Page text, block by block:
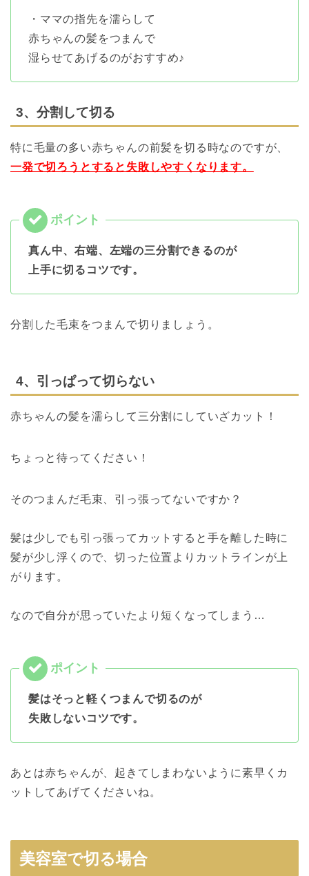
・ママの指先を濡らして
赤ちゃんの髪をつまんで
湿らせてあげるのがおすすめ♪
3、分割して切る
特に毛量の多い赤ちゃんの前髪を切る時なのですが、
一発で切ろうとすると失敗しやすくなります。
真ん中、右端、左端の三分割できるのが
上手に切るコツです。
分割した毛束をつまんで切りましょう。
4、引っぱって切らない
赤ちゃんの髪を濡らして三分割にしていざカット！
ちょっと待ってください！
そのつまんだ毛束、引っ張ってないですか？
髪は少しでも引っ張ってカットすると手を離した時に
髪が少し浮くので、切った位置よりカットラインが上
がります。
なので自分が思っていたより短くなってしまう…
髪はそっと軽くつまんで切るのが
失敗しないコツです。
あとは赤ちゃんが、 起きてしまわないように素早くカ
ットしてあげてくださいね。
美容室で切る場合